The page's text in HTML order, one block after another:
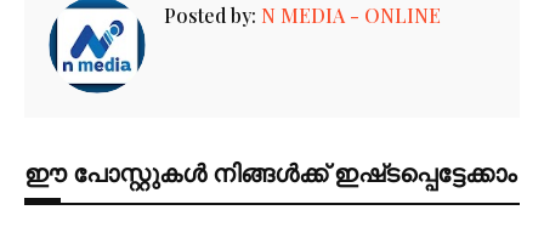
Posted by: N MEDIA - ONLINE
ഈ പോസ്റ്റുകൾ നിങ്ങൾക്ക് ഇഷ്‌‌ടപ്പെട്ടേക്കാം